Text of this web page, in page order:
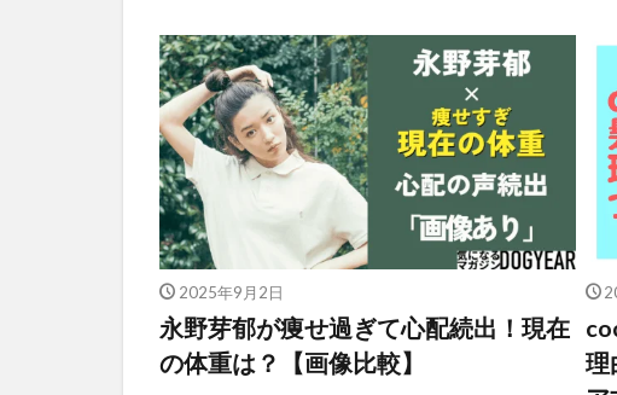
2025年9月2日
永野芽郁が痩せ過ぎて心配続出！現在
の体重は？【画像比較】
理